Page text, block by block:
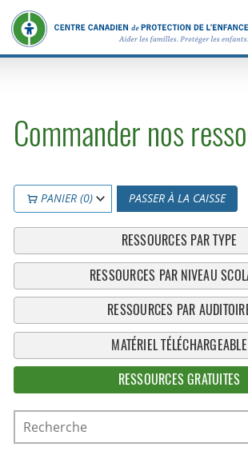
Commander nos
PANIER (0) PASSER À LA CAISSE
RESSOURCES PAR TYPE
RESSOURCES PAR NIVEAU
RESSOURCES PAR
MATÉRIEL TÉLÉCHARGEABLE
RESSOURCES GRATUITES
Recherche